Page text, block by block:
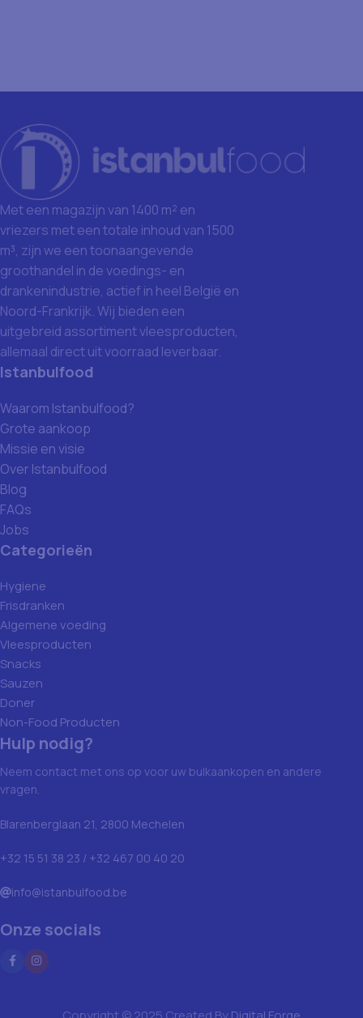
Met een magazijn van 1400 m² en
vriezers met een totale inhoud van 1500
m³, zijn we een toonaangevende
groothandel in de voedings- en
drankenindustrie, actief in heel België en
Noord-Frankrijk. Wij bieden een
uitgebreid assortiment vleesproducten,
allemaal direct uit voorraad leverbaar.
Istanbulfood
Waarom Istanbulfood?
Grote aankoop
Missie en visie
Over Istanbulfood
Blog
FAQs
Jobs
Categorieën
Hygiene
Frisdranken
Algemene voeding
Vleesproducten
Snacks
Sauzen
Doner
Non-Food Producten
Hulp nodig?
Neem contact met ons op voor uw bulkaankopen en andere
vragen.
Blarenberglaan 21, 2800 Mechelen
+32 15 51 38 23 / +32 467 00 40 20
info@istanbulfood.be
Onze socials